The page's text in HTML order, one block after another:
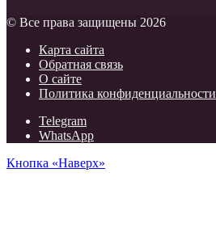
© Все права защищены 2026
Карта сайта
Обратная связь
О сайте
Политика конфиденциальности
Telegram
WhatsApp
Кнопка «Наверх»